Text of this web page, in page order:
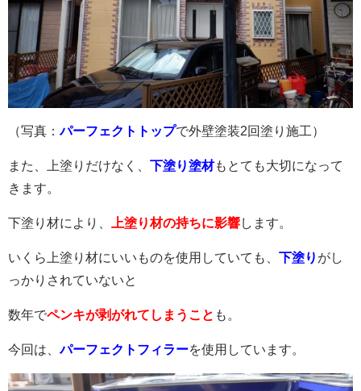
（写真：パーフェクトトップで外壁塗装2回塗り施工）
また、上塗りだけなく、 下塗り塗材もとても大切になって
きます。
下塗り材により、 上塗り材の持ちに影響します。
いくら上塗り材にいいものを使用していても、 下塗り がし
っかりされていないと
数年でペンキが剥がれてしまうこと も。
今回は、パーフェクトフィラーを使用しています。